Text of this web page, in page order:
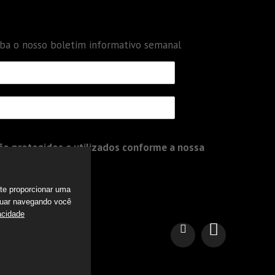
o nosso boletim informativo semanal
protegidos e utilizados conforme a nossa
proporcionar uma
navegando você